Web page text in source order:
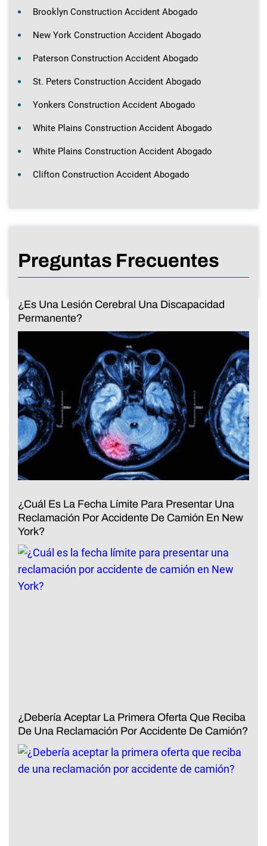
Brooklyn Construction Accident Abogado
New York Construction Accident Abogado
Paterson Construction Accident Abogado
St. Peters Construction Accident Abogado
Yonkers Construction Accident Abogado
White Plains Construction Accident Abogado
White Plains Construction Accident Abogado
Clifton Construction Accident Abogado
Preguntas Frecuentes
¿Es Una Lesión Cerebral Una Discapacidad
Permanente?
¿Cuál Es La Fecha Límite Para Presentar Una
Reclamación Por Accidente De Camión En New
York?
¿Debería Aceptar La Primera Oferta Que Reciba
De Una Reclamación Por Accidente De Camión?